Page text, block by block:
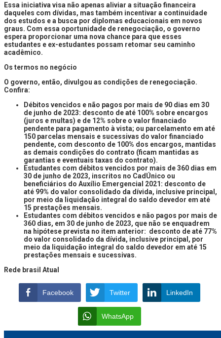
Essa iniciativa visa não apenas aliviar a situação financeira
daqueles com dívidas, mas também incentivar a continuidade
dos estudos e a busca por diplomas educacionais em novos
graus. Com essa oportunidade de renegociação, o governo
espera proporcionar uma nova chance para que esses
estudantes e ex-estudantes possam retomar seu caminho
acadêmico.
Os termos no negócio
O governo, então, divulgou as condições de renegociação.
Confira:
Débitos vencidos e não pagos por mais de 90 dias em 30
de junho de 2023: desconto de até 100% sobre encargos
(juros e multas) e de 12% sobre o valor financiado
pendente para pagamento à vista; ou parcelamento em até
150 parcelas mensais e sucessivas do valor financiado
pendente, com desconto de 100% dos encargos, mantidas
as demais condições do contrato (ficam mantidas as
garantias e eventuais taxas do contrato).
Estudantes com débitos vencidos por mais de 360 dias em
30 de junho de 2023, inscritos no CadÚnico ou
beneficiários do Auxílio Emergencial 2021: desconto de
até 99% do valor consolidado da dívida, inclusive principal,
por meio da liquidação integral do saldo devedor em até
15 prestações mensais.
Estudantes com débitos vencidos e não pagos por mais de
360 dias, em 30 de junho de 2023, que não se enquadrem
na hipótese prevista no item anterior: desconto de até 77%
do valor consolidado da dívida, inclusive principal, por
meio da liquidação integral do saldo devedor em até 15
prestações mensais e sucessivas.
Rede brasil Atual
Facebook Twitter LinkedIn
WhatsApp